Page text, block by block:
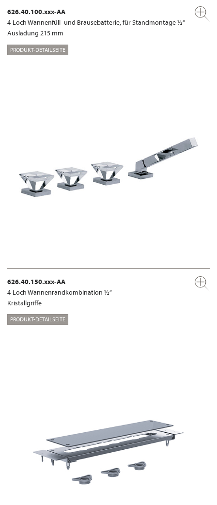
626.40.100.xxx-AA
4-Loch Wannenfüll- und Brausebatterie, für Standmontage ½“
Ausladung 215 mm
PRODUKT-DETAILSEITE
626.40.150.xxx-AA
4-Loch Wannenrandkombination ½“
Kristallgriffe
PRODUKT-DETAILSEITE